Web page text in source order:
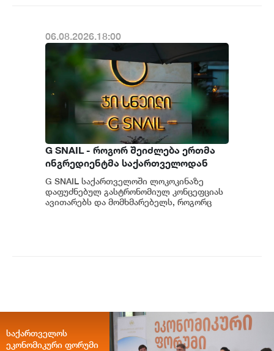
06.08.2026.18:00
G SNAIL - როგორ შეიძლება ერთმა
ინგრედიენტმა საქართველოდან
საერთაშორისო კულინარიულ
კონცეფციას ჩაუყაროს საფუძველი
G SNAIL საქართველოში ლოკოკინაზე
დაფუძნებულ გასტრონომიულ კონცეფციას
ავითარებს და მომხმარებელს, როგორც
საქართველოს
ეკონომიკური ფორუმი